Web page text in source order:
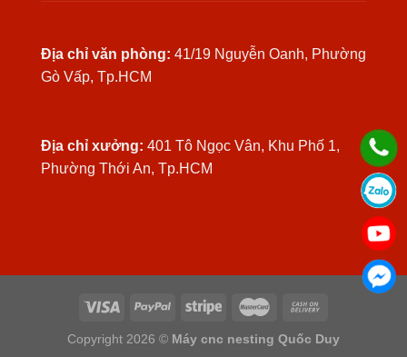
Địa chỉ văn phòng: 41/19 Nguyễn Oanh, Phường
Gò Vấp, Tp.HCM
Địa chỉ xưởng: 401 Tô Ngọc Vân, Khu Phố 1,
Phường Thới An, Tp.HCM
Copyright 2026 © Máy cnc nesting Quốc Duy